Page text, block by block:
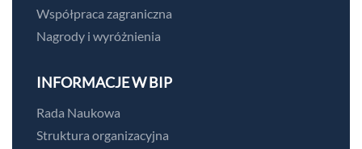
Współpraca zagraniczna
Nagrody i wyróżnienia
INFORMACJE W BIP
Rada Naukowa
Struktura organizacyjna